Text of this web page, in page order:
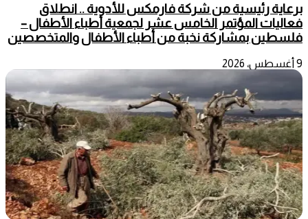
برعاية رئيسية من شركة فارمكس للأدوية .. انطلاق
فعاليات المؤتمر الخامس عشر لجمعية أطباء الأطفال –
فلسطين بمشاركة نخبة من أطباء الأطفال والمتخصصين
9 أغسطس، 2026